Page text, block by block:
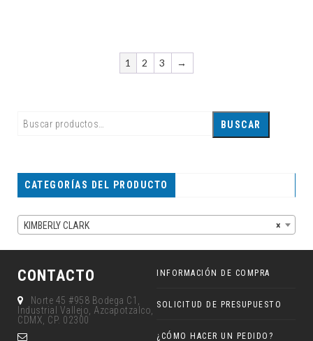
1 2 3 →
BUSCAR
CATEGORÍAS DEL PRODUCTO
×
KIMBERLY CLARK
CONTACTO
Norte 45 #958 Bodega C1,
Industrial Vallejo, Azcapotzalco,
CDMX, CP. 02300
INFORMACIÓN DE COMPRA
SOLICITUD DE PRESUPUESTO
¿CÓMO HACER UN PEDIDO?